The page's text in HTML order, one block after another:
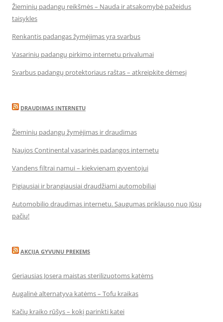
Žieminių padangų reikšmės – Nauda ir atsakomybė pažeidus
taisykles
Renkantis padangas žymėjimas yra svarbus
Vasarinių padangų pirkimo internetu privalumai
Svarbus padangų protektoriaus raštas – atkreipkite dėmesį
DRAUDIMAS INTERNETU
Žieminių padangų žymėjimas ir draudimas
Naujos Continental vasarinės padangos internetu
Vandens filtrai namui – kiekvienam gyventojui
Pigiausiai ir brangiausiai draudžiami automobiliai
Automobilio draudimas internetu. Saugumas priklauso nuo Jūsų
pačių!
AKCIJA GYVUNU PREKEMS
Geriausias Josera maistas sterilizuotoms katėms
Augalinė alternatyva katėms – Tofu kraikas
Kačių kraiko rūšys – kokį parinkti katei